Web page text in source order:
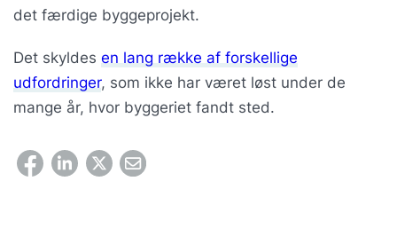
det færdige byggeprojekt.
Det skyldes en lang række af forskellige
udfordringer, som ikke har været løst under de
mange år, hvor byggeriet fandt sted.